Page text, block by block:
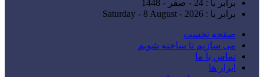
برابر با : 24 - صفر - 1448
برابر با : Saturday - 8 August - 2026
صفحه نخست
می سازیم تا ساخته شویم
تماس با ما
ابزار ها